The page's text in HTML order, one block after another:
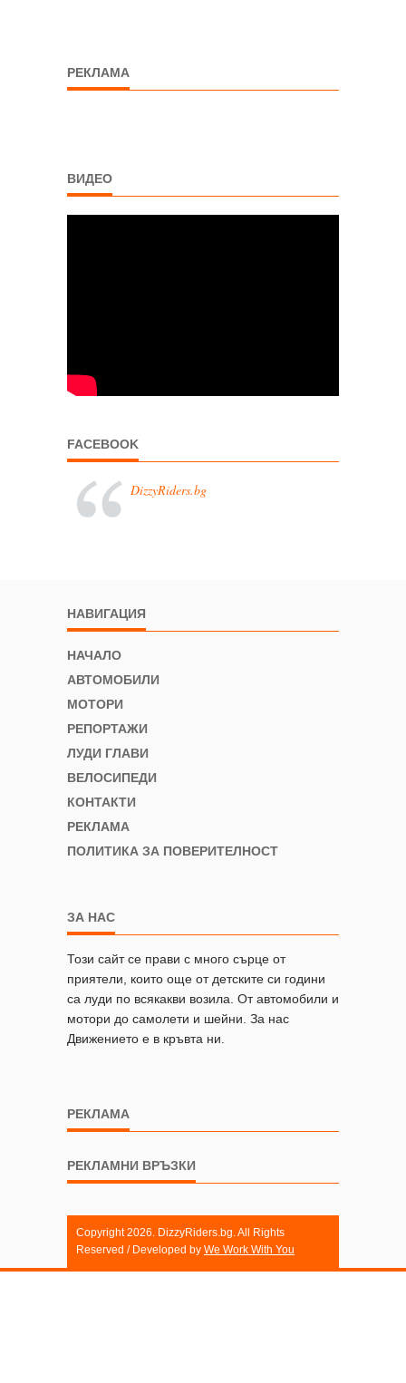
РЕКЛАМА
ВИДЕО
FACEBOOK
DizzyRiders.bg
НАВИГАЦИЯ
НАЧАЛО
АВТОМОБИЛИ
МОТОРИ
РЕПОРТАЖИ
ЛУДИ ГЛАВИ
ВЕЛОСИПЕДИ
КОНТАКТИ
РЕКЛАМА
ПОЛИТИКА ЗА ПОВЕРИТЕЛНОСТ
ЗА НАС
Този сайт се прави с много сърце от
приятели, които още от детските си години
са луди по всякакви возила. От автомобили и
мотори до самолети и шейни. За нас
Движението е в кръвта ни.
РЕКЛАМА
РЕКЛАМНИ ВРЪЗКИ
Copyright 2026. DizzyRiders.bg. All Rights
Reserved / Developed by We Work With You